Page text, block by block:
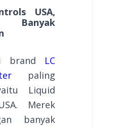
USA,
Banyak
brand LC
paling
Liquid
Merek
banyak